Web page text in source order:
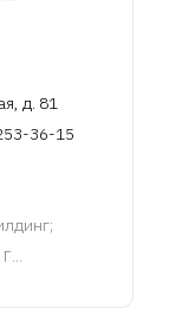
д. 81
36-15